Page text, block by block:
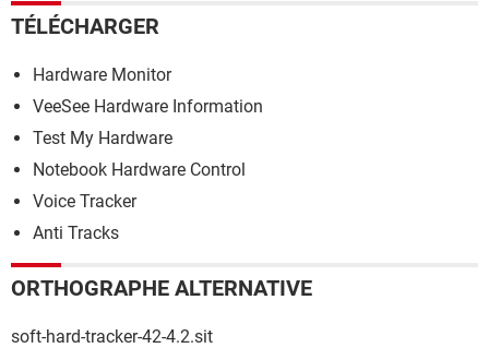
TÉLÉCHARGER
Hardware Monitor
VeeSee Hardware Information
Test My Hardware
Notebook Hardware Control
Voice Tracker
Anti Tracks
ORTHOGRAPHE ALTERNATIVE
soft-hard-tracker-42-4.2.sit